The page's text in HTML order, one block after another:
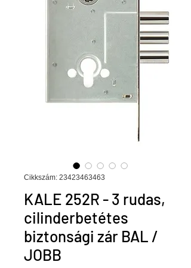
Cikkszám: 23423463463
KALE 252R - 3 rudas,
cilinderbetétes
biztonsági zár BAL /
JOBB